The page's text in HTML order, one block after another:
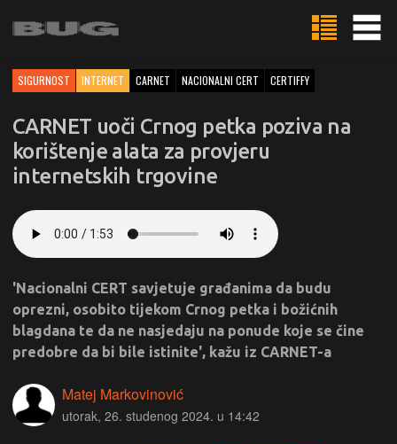
SIGURNOST INTERNET CARNET NACIONALNI CERT CERTIFFY
CARNET uoči Crnog petka poziva na
korištenje alata za provjeru
internetskih trgovine
'Nacionalni CERT savjetuje građanima da budu
oprezni, osobito tijekom Crnog petka i božićnih
blagdana te da ne nasjedaju na ponude koje se čine
predobre da bi bile istinite', kažu iz CARNET-a
Matej Markovinović
utorak, 26. studenog 2024. u 14:42